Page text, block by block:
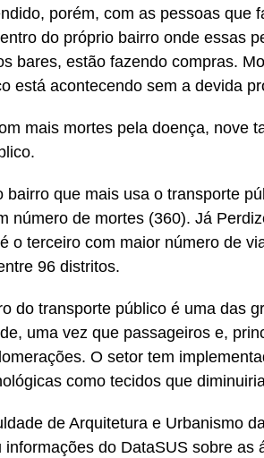
porém, com as pessoas que
do próprio bairro onde essas
bares, estão fazendo compras.
está acontecendo sem a devida
mais mortes pela doença, nove
que mais usa o transporte
número de mortes (360). Já
o terceiro com maior número de
96 distritos.
do transporte público é uma das
uma vez que passageiros e,
O setor tem
como tecidos que
de Arquitetura e Urbanismo
do DataSUS sobre as